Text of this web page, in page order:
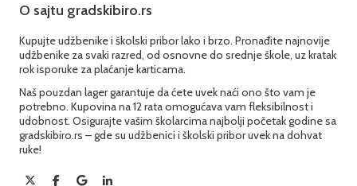
O sajtu gradskibiro.rs
Kupujte udžbenike i školski pribor lako i brzo. Pronađite najnovije
udžbenike za svaki razred, od osnovne do srednje škole, uz kratak
rok isporuke za plaćanje karticama.
Naš pouzdan lager garantuje da ćete uvek naći ono što vam je
potrebno. Kupovina na 12 rata omogućava vam fleksibilnost i
udobnost. Osigurajte vašim školarcima najbolji početak godine sa
gradskibiro.rs – gde su udžbenici i školski pribor uvek na dohvat
ruke!